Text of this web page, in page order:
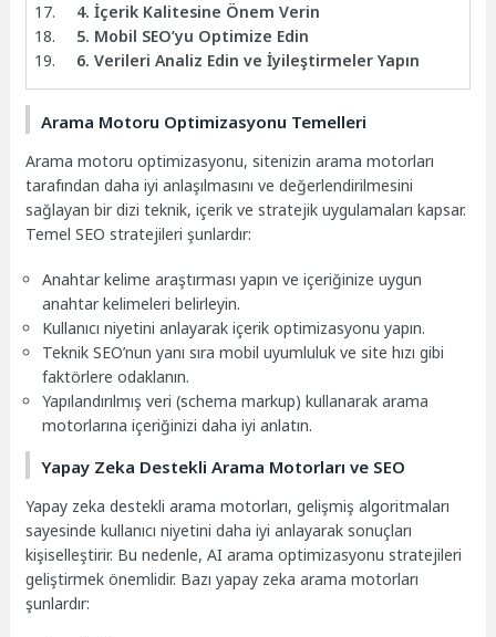
4. İçerik Kalitesine Önem Verin
5. Mobil SEO’yu Optimize Edin
6. Verileri Analiz Edin ve İyileştirmeler Yapın
Arama Motoru Optimizasyonu Temelleri
Arama motoru optimizasyonu, sitenizin arama motorları
tarafından daha iyi anlaşılmasını ve değerlendirilmesini
sağlayan bir dizi teknik, içerik ve stratejik uygulamaları kapsar.
Temel SEO stratejileri şunlardır:
Anahtar kelime araştırması yapın ve içeriğinize uygun
anahtar kelimeleri belirleyin.
Kullanıcı niyetini anlayarak içerik optimizasyonu yapın.
Teknik SEO’nun yanı sıra mobil uyumluluk ve site hızı gibi
faktörlere odaklanın.
Yapılandırılmış veri (schema markup) kullanarak arama
motorlarına içeriğinizi daha iyi anlatın.
Yapay Zeka Destekli Arama Motorları ve SEO
Yapay zeka destekli arama motorları, gelişmiş algoritmaları
sayesinde kullanıcı niyetini daha iyi anlayarak sonuçları
kişiselleştirir. Bu nedenle, AI arama optimizasyonu stratejileri
geliştirmek önemlidir. Bazı yapay zeka arama motorları
şunlardır: